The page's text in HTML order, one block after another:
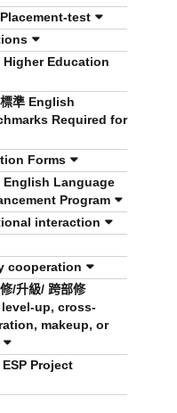
Placement-test
Higher Education
準 English
Required for
Forms
English Language
Program
interaction
cooperation
/升級/ 跨部修
up, cross-
makeup, or
ESP Project